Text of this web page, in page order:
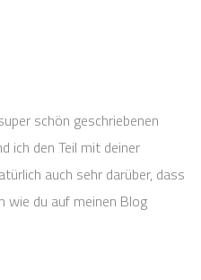
schön geschriebenen
ich den Teil mit deiner
auch sehr darüber, dass
wie du auf meinen Blog